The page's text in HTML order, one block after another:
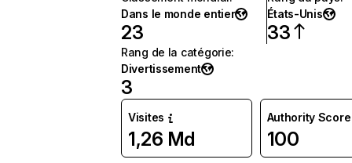
Dans le monde entier
23
États-Unis
33
Rang de la catégorie:
Divertissement
3
Visites
1,26 Md
Authority Score
100